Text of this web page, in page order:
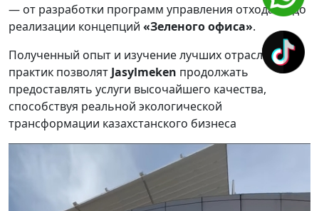
— от разработки программ управления отходами до
реализации концепций «Зеленого офиса».
Полученный опыт и изучение лучших отраслевых
практик позволятJasylmeken продолжать
предоставлять услуги высочайшего качества,
способствуя реальной экологической
трансформации казахстанского бизнеса